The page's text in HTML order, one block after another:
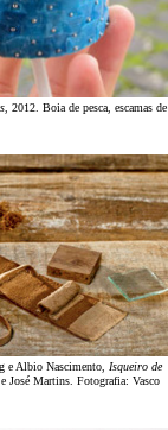
, 2012. Boia de pesca, escamas de
e Albio Nascimento, Isqueiro de
e José Martins. Fotografia: Vasco